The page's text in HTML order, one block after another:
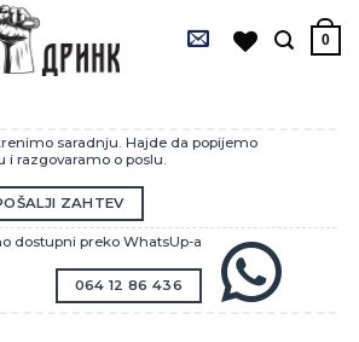
0
saradnju. Hajde da popijemo
i razgovaramo o poslu.
ZAHTEV
dostupni preko WhatsUp-a
064 12 86 436